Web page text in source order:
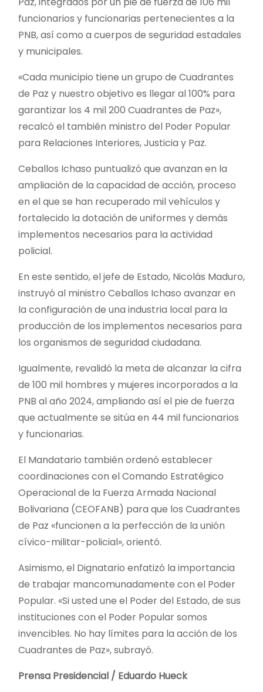
funcionarios y funcionarias pertenecientes a la
PNB, así como a cuerpos de seguridad estadales
y municipales.
«Cada municipio tiene un grupo de Cuadrantes
de Paz y nuestro objetivo es llegar al 100% para
garantizar los 4 mil 200 Cuadrantes de Paz»,
recalcó el también ministro del Poder Popular
para Relaciones Interiores, Justicia y Paz.
Ceballos Ichaso puntualizó que avanzan en la
ampliación de la capacidad de acción, proceso
en el que se han recuperado mil vehículos y
fortalecido la dotación de uniformes y demás
implementos necesarios para la actividad
policial.
En este sentido, el jefe de Estado, Nicolás Maduro,
instruyó al ministro Ceballos Ichaso avanzar en
la configuración de una industria local para la
producción de los implementos necesarios para
los organismos de seguridad ciudadana.
Igualmente, revalidó la meta de alcanzar la cifra
de 100 mil hombres y mujeres incorporados a la
PNB al año 2024, ampliando así el pie de fuerza
que actualmente se sitúa en 44 mil funcionarios
y funcionarias.
El Mandatario también ordenó establecer
coordinaciones con el Comando Estratégico
Operacional de la Fuerza Armada Nacional
Bolivariana (CEOFANB) para que los Cuadrantes
de Paz «funcionen a la perfección de la unión
cívico-militar-policial», orientó.
Asimismo, el Dignatario enfatizó la importancia
de trabajar mancomunadamente con el Poder
Popular. «Si usted une el Poder del Estado, de sus
instituciones con el Poder Popular somos
invencibles. No hay límites para la acción de los
Cuadrantes de Paz», subrayó.
Prensa Presidencial / Eduardo Hueck